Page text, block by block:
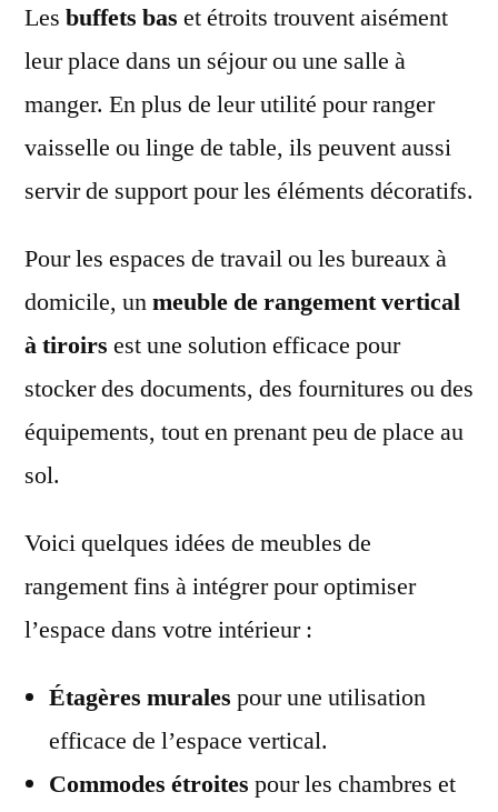
Les buffets bas et étroits trouvent aisément
leur place dans un séjour ou une salle à
manger. En plus de leur utilité pour ranger
vaisselle ou linge de table, ils peuvent aussi
servir de support pour les éléments décoratifs.
Pour les espaces de travail ou les bureaux à
domicile, unmeuble de rangement vertical
à tiroirs est une solution efficace pour
stocker des documents, des fournitures ou des
équipements, tout en prenant peu de place au
sol.
Voici quelques idées de meubles de
rangement fins à intégrer pour optimiser
l’espace dans votre intérieur :
Étagères murales pour une utilisation
efficace de l’espace vertical.
Commodes étroites pour les chambres et